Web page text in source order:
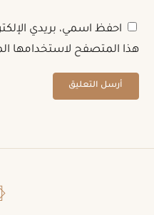
احفظ اسمي، بريدي
هذا المتصفح لاستخدامها